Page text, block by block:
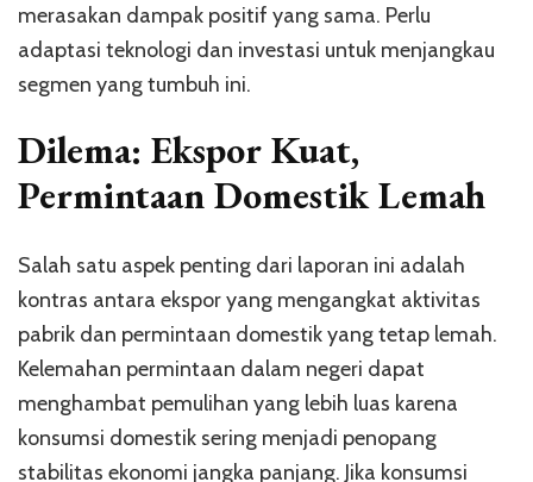
merasakan dampak positif yang sama. Perlu
adaptasi teknologi dan investasi untuk menjangkau
segmen yang tumbuh ini.
Dilema: Ekspor Kuat,
Permintaan Domestik Lemah
Salah satu aspek penting dari laporan ini adalah
kontras antara ekspor yang mengangkat aktivitas
pabrik dan permintaan domestik yang tetap lemah.
Kelemahan permintaan dalam negeri dapat
menghambat pemulihan yang lebih luas karena
konsumsi domestik sering menjadi penopang
stabilitas ekonomi jangka panjang. Jika konsumsi